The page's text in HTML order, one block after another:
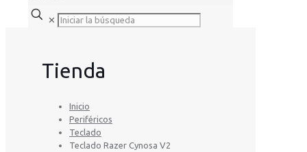
✕
Tienda
Inicio
Periféricos
Teclado
Teclado Razer Cynosa V2